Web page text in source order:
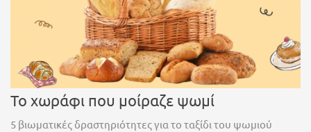
Το χωράφι που μοίραζε ψωμί
5 βιωματικές δραστηριότητες για το ταξίδι του ψωμιού